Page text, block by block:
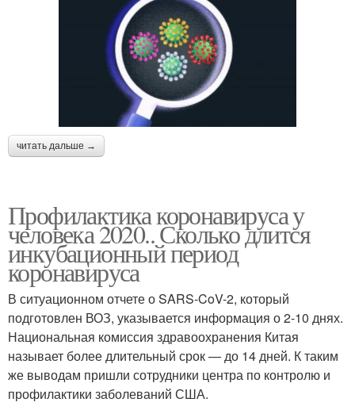
читать дальше →
Профилактика коронавируса у
человека 2020.. Сколько длится
инкубационный период
коронавируса
В ситуационном отчете о SARS-CoV-2, который
подготовлен ВОЗ, указывается информация о 2-10 днях.
Национальная комиссия здравоохранения Китая
называет более длительный срок — до 14 дней. К таким
же выводам пришли сотрудники центра по контролю и
профилактики заболеваний США.